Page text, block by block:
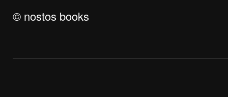
© nostos books